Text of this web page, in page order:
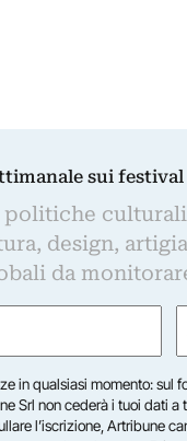
sui
politiche
design,
da
in qualsiasi momento: sul
Srl non cederà i tuoi dati
l’iscrizione, Artribune